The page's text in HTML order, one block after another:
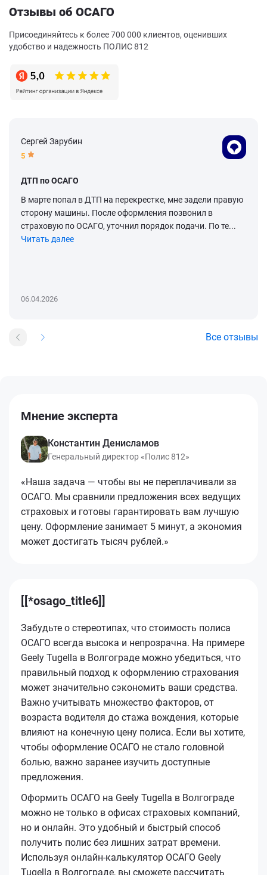
Отзывы об ОСАГО
Присоединяйтесь к более 700 000 клиентов, оценивших
удобство и надежность ПОЛИС 812
Сергей Зарубин
5
ДТП по ОСАГО
В марте попал в ДТП на перекрестке, мне задели правую
сторону машины. После оформления позвонил в
страховую по ОСАГО, уточнил порядок подачи. По те...
Читать далее
06.04.2026
Все отзывы
Мнение эксперта
Константин Денисламов
Генеральный директор «Полис 812»
«Наша задача — чтобы вы не переплачивали за
ОСАГО. Мы сравнили предложения всех ведущих
страховых и готовы гарантировать вам лучшую
цену. Оформление занимает 5 минут, а экономия
может достигать тысяч рублей.»
[[*osago_title6]]
Забудьте о стереотипах, что стоимость полиса
ОСАГО всегда высока и непрозрачна. На примере
Geely Tugella в Волгограде можно убедиться, что
правильный подход к оформлению страхования
может значительно сэкономить ваши средства.
Важно учитывать множество факторов, от
возраста водителя до стажа вождения, которые
влияют на конечную цену полиса. Если вы хотите,
чтобы оформление ОСАГО не стало головной
болью, важно заранее изучить доступные
предложения.
Оформить ОСАГО на Geely Tugella в Волгограде
можно не только в офисах страховых компаний,
но и онлайн. Это удобный и быстрый способ
получить полис без лишних затрат времени.
Используя онлайн-калькулятор ОСАГО Geely
Tugella в Волгограде, вы сможете рассчитать